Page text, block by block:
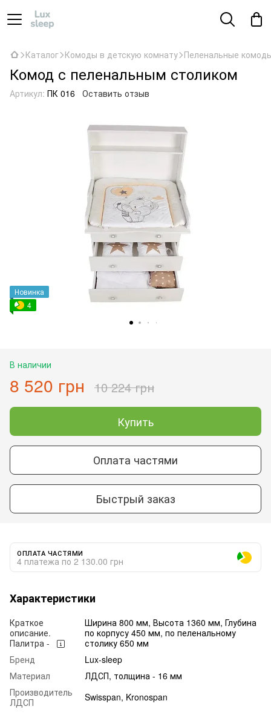
Каталог Комоды в детскую комнату Пеленальные
Комод с пеленальным столиком
Артикул: ПК 016 Оставить отзыв
Новинка
4
В наличии
8 520 грн 10 224 грн
Купить
Оплата частями
Быстрый заказ
ОПЛАТА ЧАСТЯМИ
4 платежа по 2 130.00 грн
Характеристики
Краткое
описание.
Палитра -
Ширина 800 мм, Высота 1360 мм, Глубина
по корпусу 450 мм, по пеленальному
столику 650 мм
Бренд
Lux-sleep
Материал
ЛДСП, толщина - 16 мм
Производитель
ЛДСП
Swisspan, Kronospan